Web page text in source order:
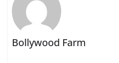
Bollywood Farm